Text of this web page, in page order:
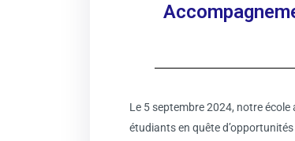
Le 5 septembre 2024, notre école
étudiants en quête